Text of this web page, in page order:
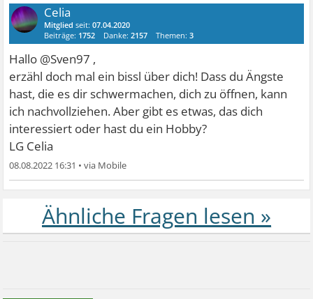
Celia
Mitglied seit:07.04.2020
Beiträge: 1752 Danke:2157 Themen:3
Hallo @Sven97 ,
erzähl doch mal ein bissl über dich! Dass du Ängste
hast, die es dir schwermachen, dich zu öffnen, kann
ich nachvollziehen. Aber gibt es etwas, das dich
interessiert oder hast du ein Hobby?
LG Celia
08.08.2022 16:31 •